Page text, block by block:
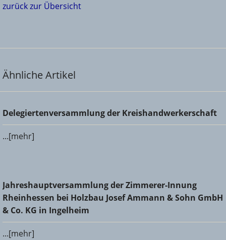
zurück zur Übersicht
Ähnliche Artikel
Delegiertenversammlung der Kreishandwerkerschaft
Delegiertenversammlung der Kreishandwerkerschaft
...[mehr]
Jahreshauptversammlung der Zimmerer-Innung
Rheinhessen bei Holzbau Josef Ammann & Sohn GmbH &
Co. KG in Ingelheim
Jahreshauptversammlung der Zimmerer-Innung
Rheinhessen bei Holzbau Josef Ammann & Sohn GmbH
& Co. KG in Ingelheim
...[mehr]